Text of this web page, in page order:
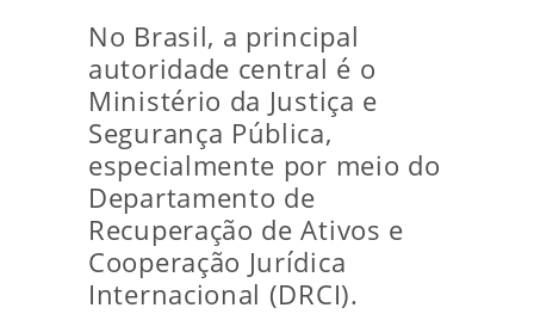
No Brasil, a principal
autoridade central é o
Ministério da Justiça e
Segurança Pública,
especialmente por meio do
Departamento de
Recuperação de Ativos e
Cooperação Jurídica
Internacional (DRCI).